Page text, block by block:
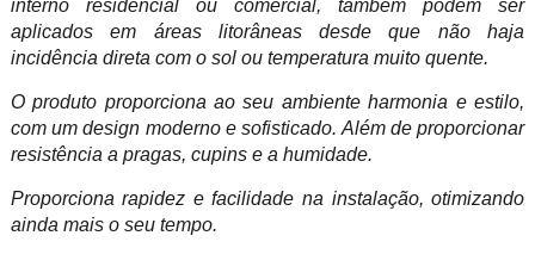
interno residencial ou comercial, também podem ser
aplicados em áreas litorâneas desde que não haja
incidência direta com o sol ou temperatura muito quente.
O produto proporciona ao seu ambiente harmonia e estilo,
com um design moderno e sofisticado. Além de proporcionar
resistência a pragas, cupins e a humidade.
Proporciona rapidez e facilidade na instalação, otimizando
ainda mais o seu tempo.